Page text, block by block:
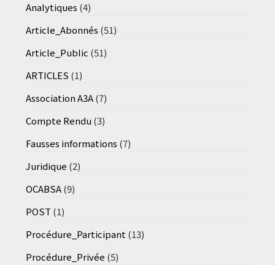
Analytiques (4)
Article_Abonnés (51)
Article_Public (51)
ARTICLES (1)
Association A3A(7)
Compte Rendu (3)
Fausses informations (7)
Juridique (2)
OCABSA(9)
POST (1)
Procédure_Participant (13)
Procédure_Privée (5)